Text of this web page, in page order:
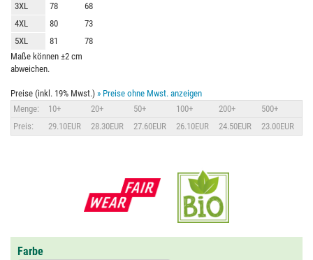
3XL
78
68
4XL
80
73
5XL
81
78
Maße können ±2 cm
abweichen.
Preise (inkl. 19% Mwst.) » Preise ohne Mwst. anzeigen
Menge:
10+ 20+ 50+ 100+ 200+
500+
Preis:
29.10EUR 28.30EUR 27.60EUR 26.10EUR 24.50EUR 23.00EUR
Farbe